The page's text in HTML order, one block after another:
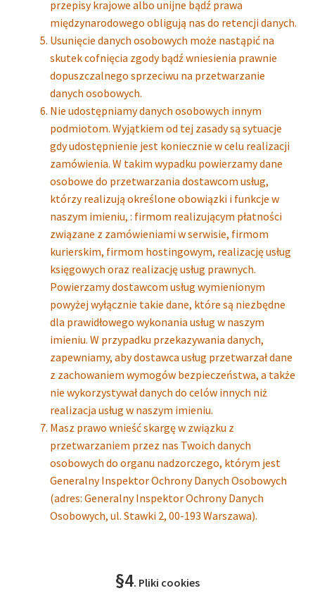
przepisy krajowe albo unijne bądź prawa
międzynarodowego obligują nas do retencji danych.
Usunięcie danych osobowych może nastąpić na
skutek cofnięcia zgody bądź wniesienia prawnie
dopuszczalnego sprzeciwu na przetwarzanie
danych osobowych.
Nie udostępniamy danych osobowych innym
podmiotom. Wyjątkiem od tej zasady są sytuacje
gdy udostępnienie jest koniecznie w celu realizacji
zamówienia. W takim wypadku powierzamy dane
osobowe do przetwarzania dostawcom usług,
którzy realizują określone obowiązki i funkcje w
naszym imieniu, : firmom realizującym płatności
związane z zamówieniami w serwisie, firmom
kurierskim, firmom hostingowym, realizację usług
księgowych oraz realizację usług prawnych.
Powierzamy dostawcom usług wymienionym
powyżej wyłącznie takie dane, które są niezbędne
dla prawidłowego wykonania usług w naszym
imieniu. W przypadku przekazywania danych,
zapewniamy, aby dostawca usług przetwarzał dane
z zachowaniem wymogów bezpieczeństwa, a także
nie wykorzystywał danych do celów innych niż
realizacja usług w naszym imieniu.
Masz prawo wnieść skargę w związku z
przetwarzaniem przez nas Twoich danych
osobowych do organu nadzorczego, którym jest
Generalny Inspektor Ochrony Danych Osobowych
(adres: Generalny Inspektor Ochrony Danych
Osobowych, ul. Stawki 2, 00-193 Warszawa).
§4. Pliki cookies